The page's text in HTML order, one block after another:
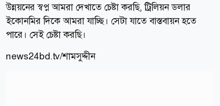
উন্নয়নের স্বপ্ন আমরা দেখাতে চেষ্টা করছি, ট্রিলিয়ন ডলার
ইকোনমির দিকে আমরা যাচ্ছি। সেটা যাতে বাস্তবায়ন হতে
পারে। সেই চেষ্টা করছি।
news24bd.tv/শামসুদ্দীন